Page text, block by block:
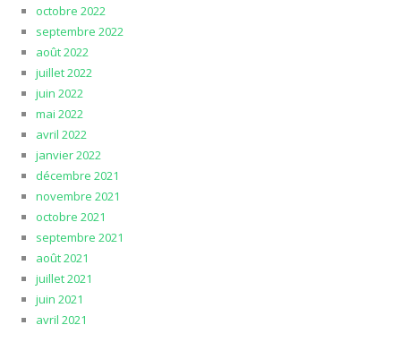
octobre 2022
septembre 2022
août 2022
juillet 2022
juin 2022
mai 2022
avril 2022
janvier 2022
décembre 2021
novembre 2021
octobre 2021
septembre 2021
août 2021
juillet 2021
juin 2021
avril 2021